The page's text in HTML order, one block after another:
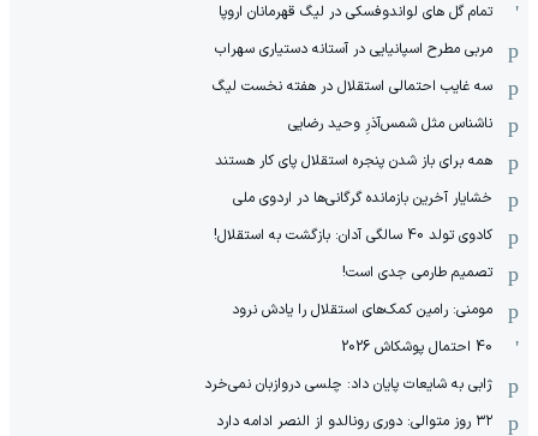
تمام گل های لواندوفسکی در لیگ قهرمانان اروپا
مربی مطرح اسپانیایی در آستانه دستیاری سهراب
سه غایب احتمالی استقلال در هفته نخست لیگ
ناشناس مثل شمس‌آذرِ وحید رضایی
همه برای باز شدن پنجره استقلال پای کار هستند
خشایار آخرین بازمانده گرگانی‌ها در اردوی ملی
کادوی تولد 40 سالگی آدان: بازگشت به استقلال!
تصمیم طارمی جدی است!
مومنی: رامین کمک‌های استقلال را یادش نرود
40 احتمال پوشکاش 2026
ژابی به شایعات پایان داد: چلسی دروازبان نمی‌خرد
۳۲ روز متوالی: دوری رونالدو از النصر ادامه دارد